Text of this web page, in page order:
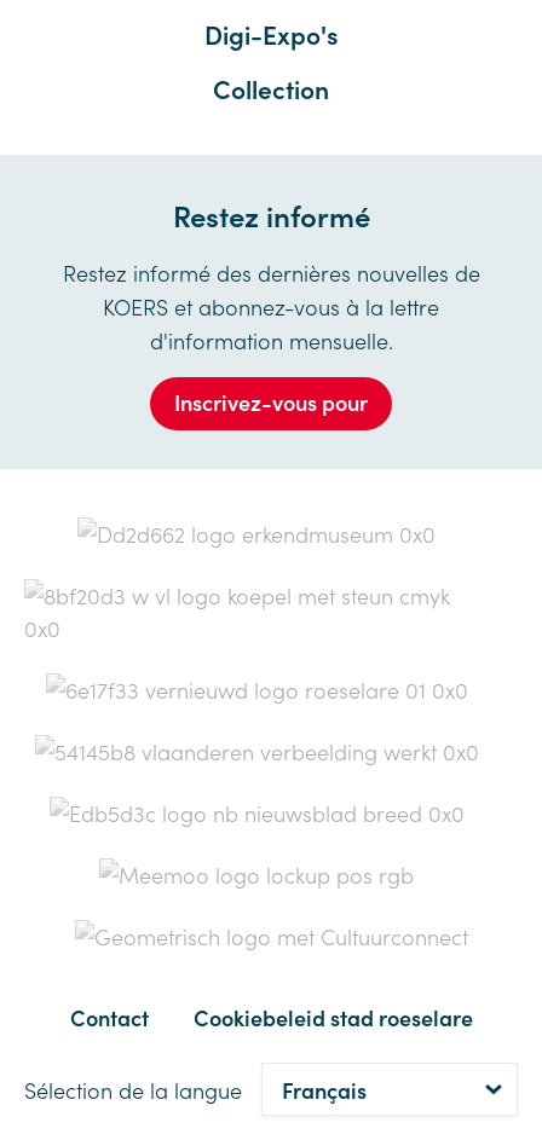
Digi-Expo's
Collection
Restez informé
Restez informé des dernières nouvelles de
KOERS et abonnez-vous à la lettre
d'information mensuelle.
Inscrivez-vous pour
Contact Cookiebeleid stad roeselare
Sélection de la langue